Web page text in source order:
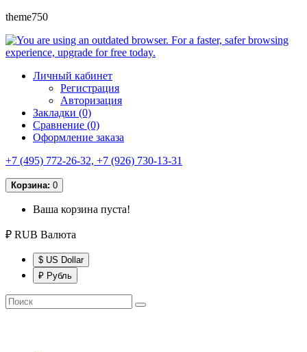
theme750
Личный кабинет
Регистрация
Авторизация
Закладки (0)
Сравнение (0)
Оформление заказа
+7 (495) 772-26-32, +7 (926) 730-13-31
Корзина: 0
Ваша корзина пуста!
₽ RUB Валюта
$ US Dollar
₽ Рубль